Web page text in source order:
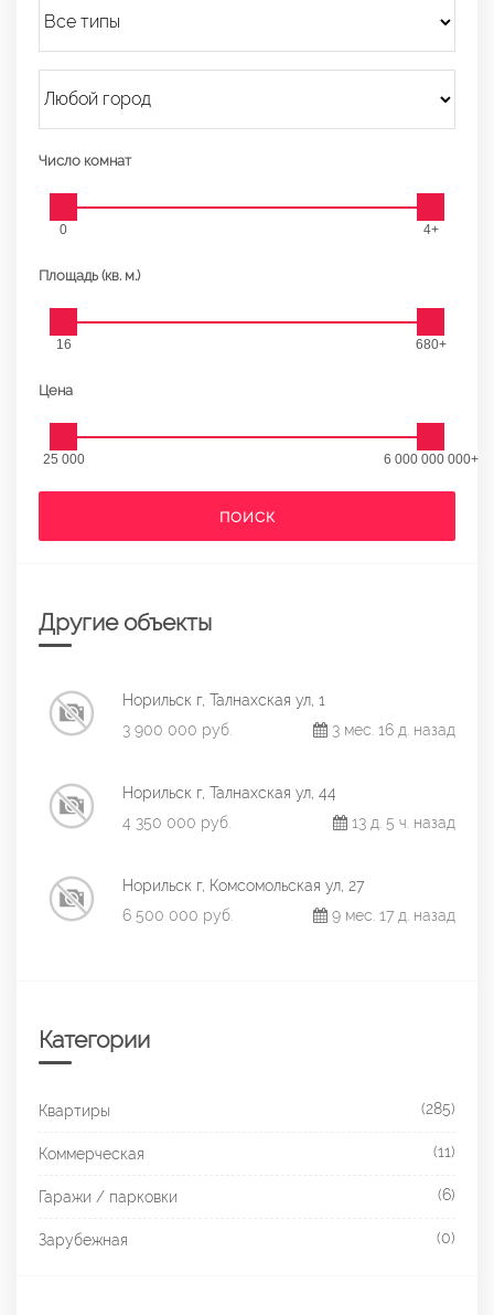
Число комнат
0 4+
Площадь (кв. м.)
16 680+
Цена
25 000 6 000 000 000+
ПОИСК
Другие объекты
Норильск г, Талнахская ул, 1
3 900 000 руб.
3 мес. 16 д. назад
Норильск г, Талнахская ул, 44
4 350 000 руб.
13 д. 5 ч. назад
Норильск г, Комсомольская ул, 27
6 500 000 руб.
9 мес. 17 д. назад
Категории
Квартиры (285)
Коммерческая (11)
Гаражи / парковки (6)
Зарубежная (0)